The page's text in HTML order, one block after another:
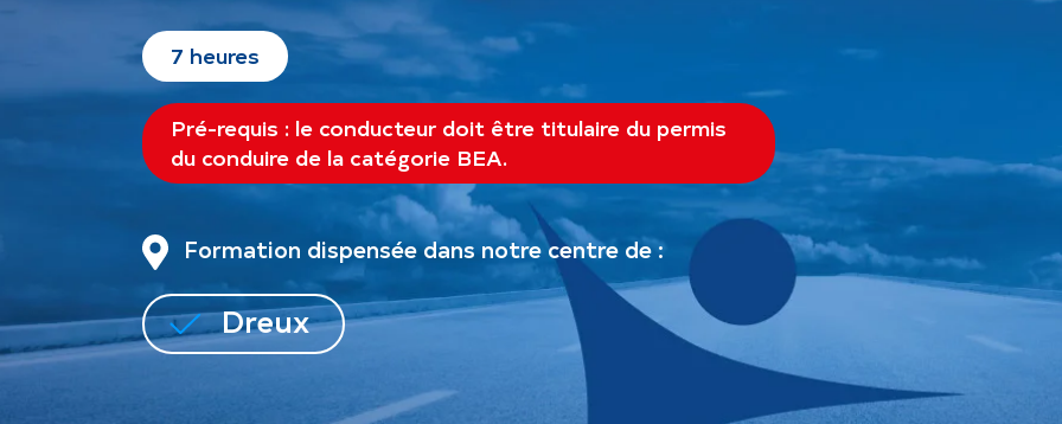
7 heures
Pré-requis : le conducteur doit être titulaire du permis
du conduire de la catégorie BEA.
Formation dispensée dans notre centre de :
Dreux